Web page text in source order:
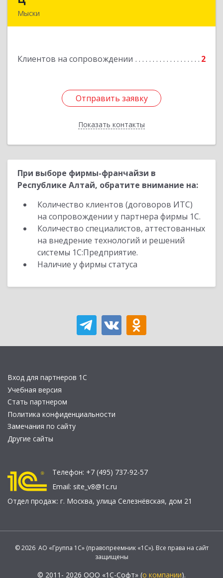
Мыски
Клиентов на сопровождении 2
Отправить заявку
Показать контакты
Подробнее
Отправить заявку
Назад
При выборе фирмы-франчайзи в
Республике Алтай, обратите внимание на:
Количество клиентов (договоров ИТС)
на сопровождении у партнера фирмы 1С.
Количество специалистов, аттестованных
на внедрение технологий и решений
системы 1С:Предприятие.
Наличие у фирмы статуса
Вход для партнеров 1С
Учебная версия
Стать партнером
Политика конфиденциальности
Замечания по сайту
Другие сайты
Телефон: +7 (495) 737-92-57
Email: site_v8@1c.ru
Отдел продаж: г. Москва, улица Селезнёвская, дом 21
© 2026 АО «Группа 1С» (правопреемник «1С»). Все права на сайт
защищены
© 2011- 2026 ООО «1С-Софт» (о компании).